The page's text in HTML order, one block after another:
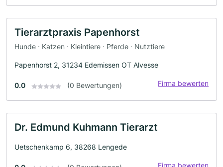
Tierarztpraxis Papenhorst
Hunde · Katzen · Kleintiere · Pferde · Nutztiere
Papenhorst 2, 31234 Edemissen OT Alvesse
0.0 (0 Bewertungen) Firma bewerten
Dr. Edmund Kuhmann Tierarzt
Uetschenkamp 6, 38268 Lengede